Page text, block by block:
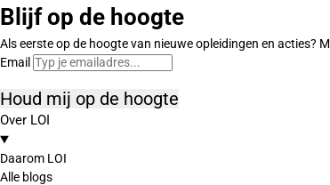
Blijf op de hoogte
Als eerste op de hoogte van nieuwe opleidingen en acties?
Email
Houd mij op de hoogte
Over LOI
Daarom LOI
Alle blogs